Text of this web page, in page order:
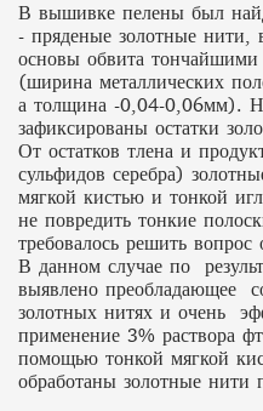
В вышивке пелены был
- пряденые золотные нити,
основы обвита тончайшими
(ширина металлических
а толщина -0,04-0,06мм).
зафиксированы остатки
От остатков тлена и
сульфидов серебра)
мягкой кистью и тонкой
не повредить тонкие
требовалось решить
В данном случае по
выявлено преобладающее
золотных нитях и очень
применение 3% раствора
помощью тонкой мягкой
обработаны золотные нити